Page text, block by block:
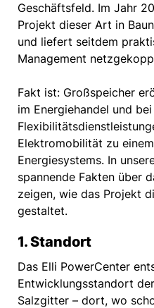
Geschäftsfeld. Im Jahr
Projekt dieser Art in
und liefert seitdem
Management
Fakt ist: Großspeicher
im Energiehandel und bei
Elektromobilität zu
Energiesystems. In
spannende Fakten über
zeigen, wie das Projekt
gestaltet.
1. Standort
Das Elli PowerCenter
Entwicklungsstandort
Salzgitter – dort, wo